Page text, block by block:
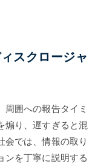
スクロージャ
囲への報告タイミ
煽り、遅すぎると混
会では、情報の取り
ンを丁寧に説明する